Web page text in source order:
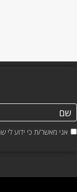
אני מאשר/ת כי ידוע לי